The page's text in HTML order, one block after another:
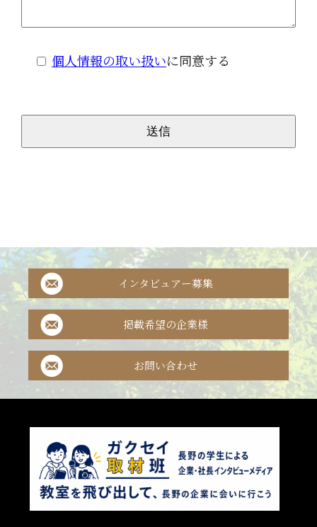
個人情報の取い扱いに同意する
インタビュアー募集
掲載希望の企業様
お問い合わせ